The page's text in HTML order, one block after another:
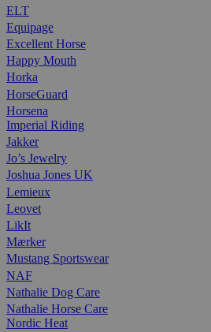
ELT
Equipage
Excellent Horse
Happy Mouth
Horka
HorseGuard
Horsena
Imperial Riding
Jakker
Jo’s Jewelry
Joshua Jones UK
Lemieux
Leovet
LikIt
Mærker
Mustang Sportswear
NAF
Nathalie Dog Care
Nathalie Horse Care
Nordic Heat